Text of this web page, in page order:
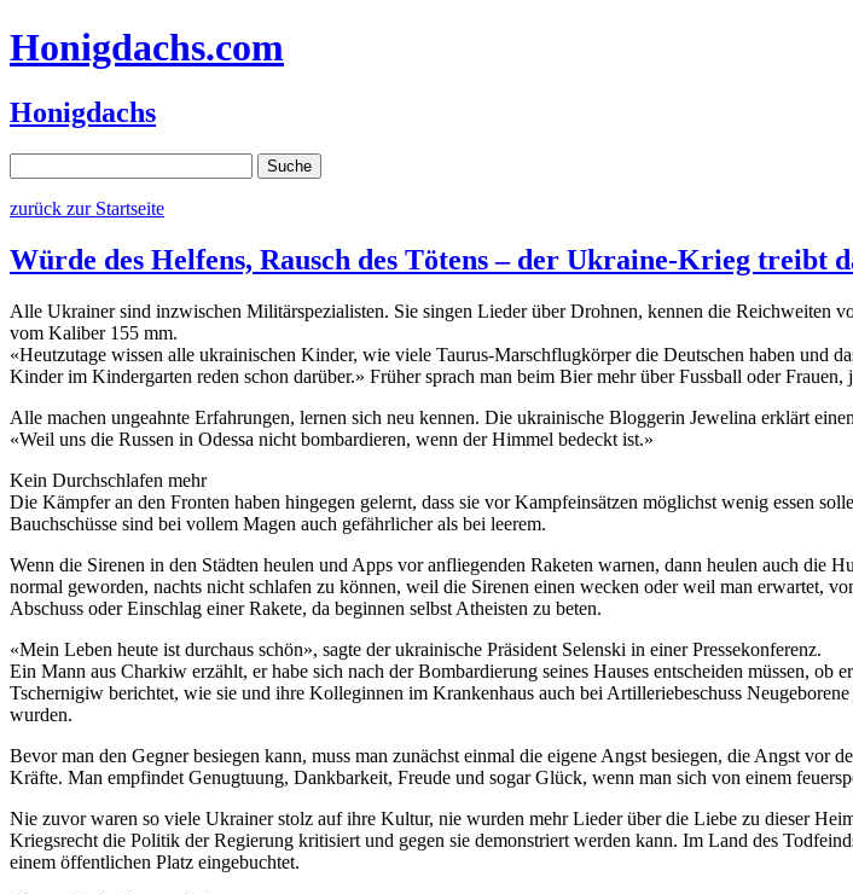
Honigdachs.com
Honigdachs
zurück zur Startseite
Würde des Helfens, Rausch des Tötens – der Ukraine-Krieg treibt
Alle Ukrainer sind inzwischen Militärspezialisten. Sie singen Lieder über Drohnen, kennen die
vom Kaliber 155 mm.
«Heutzutage wissen alle ukrainischen Kinder, wie viele Taurus-Marschflugkörper die Deutschen haben und
Kinder im Kindergarten reden schon darüber.» Früher sprach man beim Bier mehr über Fussball oder
Alle machen ungeahnte Erfahrungen, lernen sich neu kennen. Die ukrainische Bloggerin Jewelina erklärt
«Weil uns die Russen in Odessa nicht bombardieren, wenn der Himmel bedeckt ist.»
Kein Durchschlafen mehr
Die Kämpfer an den Fronten haben hingegen gelernt, dass sie vor Kampfeinsätzen möglichst wenig essen
Bauchschüsse sind bei vollem Magen auch gefährlicher als bei leerem.
Wenn die Sirenen in den Städten heulen und Apps vor anfliegenden Raketen warnen, dann heulen auch
normal geworden, nachts nicht schlafen zu können, weil die Sirenen einen wecken oder weil man erwartet,
Abschuss oder Einschlag einer Rakete, da beginnen selbst Atheisten zu beten.
«Mein Leben heute ist durchaus schön», sagte der ukrainische Präsident Selenski in einer Pressekonferenz.
Ein Mann aus Charkiw erzählt, er habe sich nach der Bombardierung seines Hauses entscheiden müssen,
Tschernigiw berichtet, wie sie und ihre Kolleginnen im Krankenhaus auch bei Artilleriebeschuss
wurden.
Bevor man den Gegner besiegen kann, muss man zunächst einmal die eigene Angst besiegen, die Angst
Kräfte. Man empfindet Genugtuung, Dankbarkeit, Freude und sogar Glück, wenn man sich von einem
Nie zuvor waren so viele Ukrainer stolz auf ihre Kultur, nie wurden mehr Lieder über die Liebe zu dieser
Kriegsrecht die Politik der Regierung kritisiert und gegen sie demonstriert werden kann. Im Land des
einem öffentlichen Platz eingebuchtet.